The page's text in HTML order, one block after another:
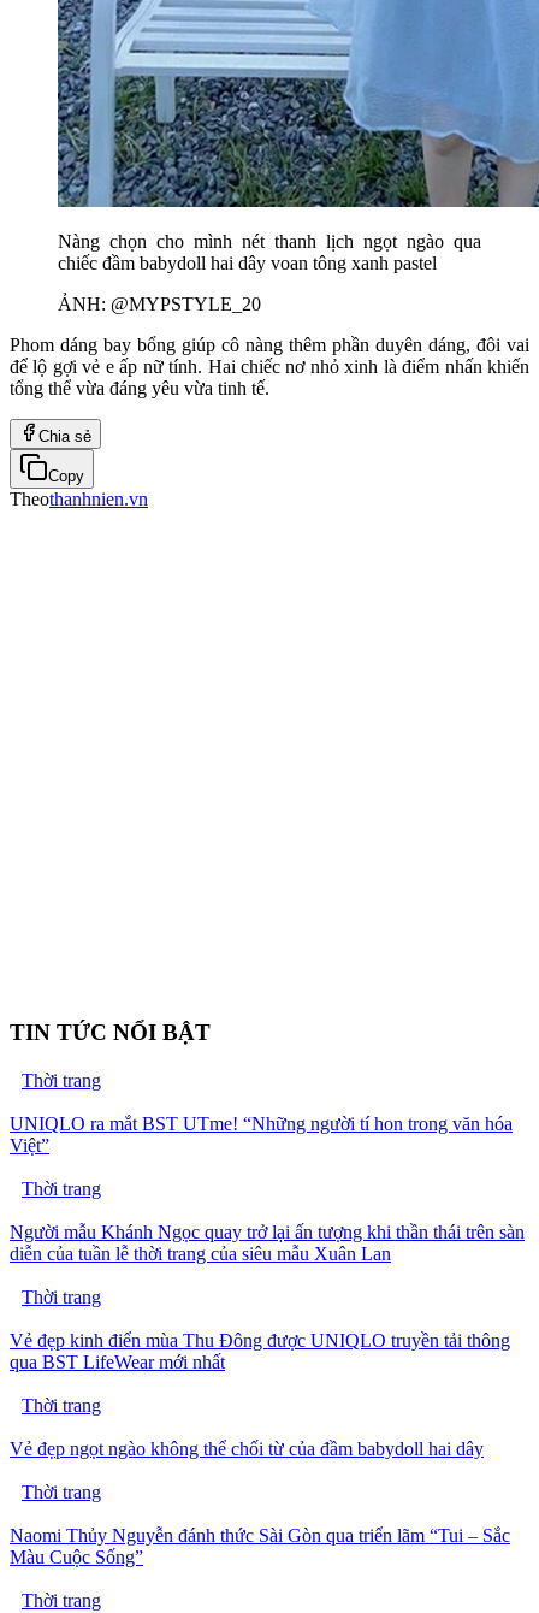
Nàng chọn cho mình nét thanh lịch ngọt ngào qua
chiếc đầm babydoll hai dây voan tông xanh pastel
ẢNH: @MYPSTYLE_20
Phom dáng bay bổng giúp cô nàng thêm phần duyên dáng, đôi vai
để lộ gợi vẻ e ấp nữ tính. Hai chiếc nơ nhỏ xinh là điểm nhấn khiến
tổng thể vừa đáng yêu vừa tinh tế.
Chia sẻ
Copy
Theothanhnien.vn
TIN TỨC NỔI BẬT
Thời trang
UNIQLO ra mắt BST UTme! “Những người tí hon trong văn hóa
Việt”
Thời trang
Người mẫu Khánh Ngọc quay trở lại ấn tượng khi thần thái trên sàn
diễn của tuần lễ thời trang của siêu mẫu Xuân Lan
Thời trang
Vẻ đẹp kinh điển mùa Thu Đông được UNIQLO truyền tải thông
qua BST LifeWear mới nhất
Thời trang
Vẻ đẹp ngọt ngào không thể chối từ của đầm babydoll hai dây
Thời trang
Naomi Thủy Nguyễn đánh thức Sài Gòn qua triển lãm “Tui – Sắc
Màu Cuộc Sống”
Thời trang